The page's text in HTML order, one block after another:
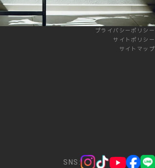
プライバシーポリシー
サイトポリシー
サイトマップ
SNS